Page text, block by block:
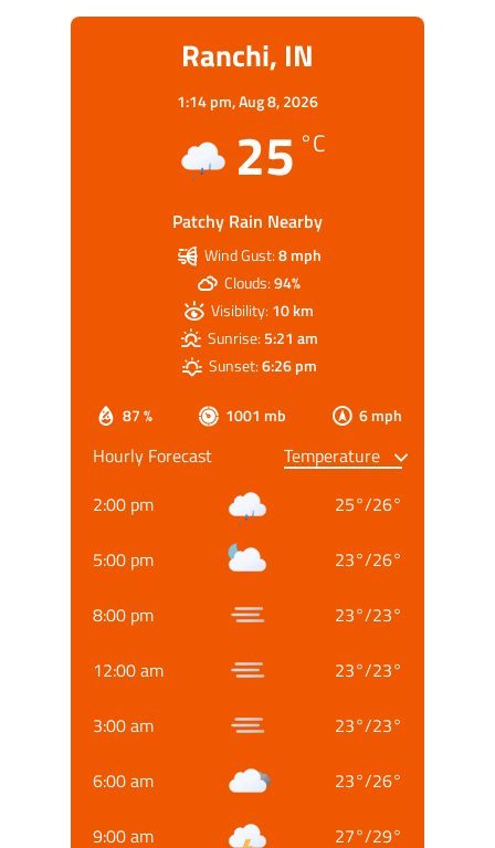
Ranchi, IN
1:14 pm,Aug 8, 2026
25 °C
Patchy Rain Nearby
87 % 1001 mb 6 mph
Wind Gust:8 mph
Clouds:94%
Visibility:10 km
Sunrise:5:21 am
Sunset:6:26 pm
Hourly Forecast
2:00 pm
25°/26°
5:00 pm 23°/26°
8:00 pm 23°/23°
12:00 am 23°/23°
3:00 am 23°/23°
6:00 am 23°/26°
9:00 am 27°/29°